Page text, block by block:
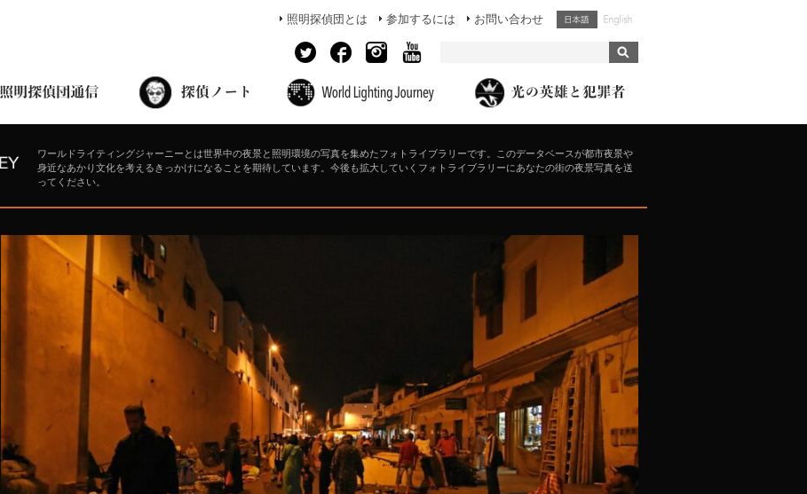
照明探偵団とは 参加するには お問い合わせ
ワールドライティングジャーニーとは世界中の夜景と照明環境の写真を集めたフォトライブラリーです。このデータベースが都市夜景や
身近なあかり文化を考えるきっかけになることを期待しています。今後も拡大していくフォトライブラリーにあなたの街の夜景写真を送
ってください。